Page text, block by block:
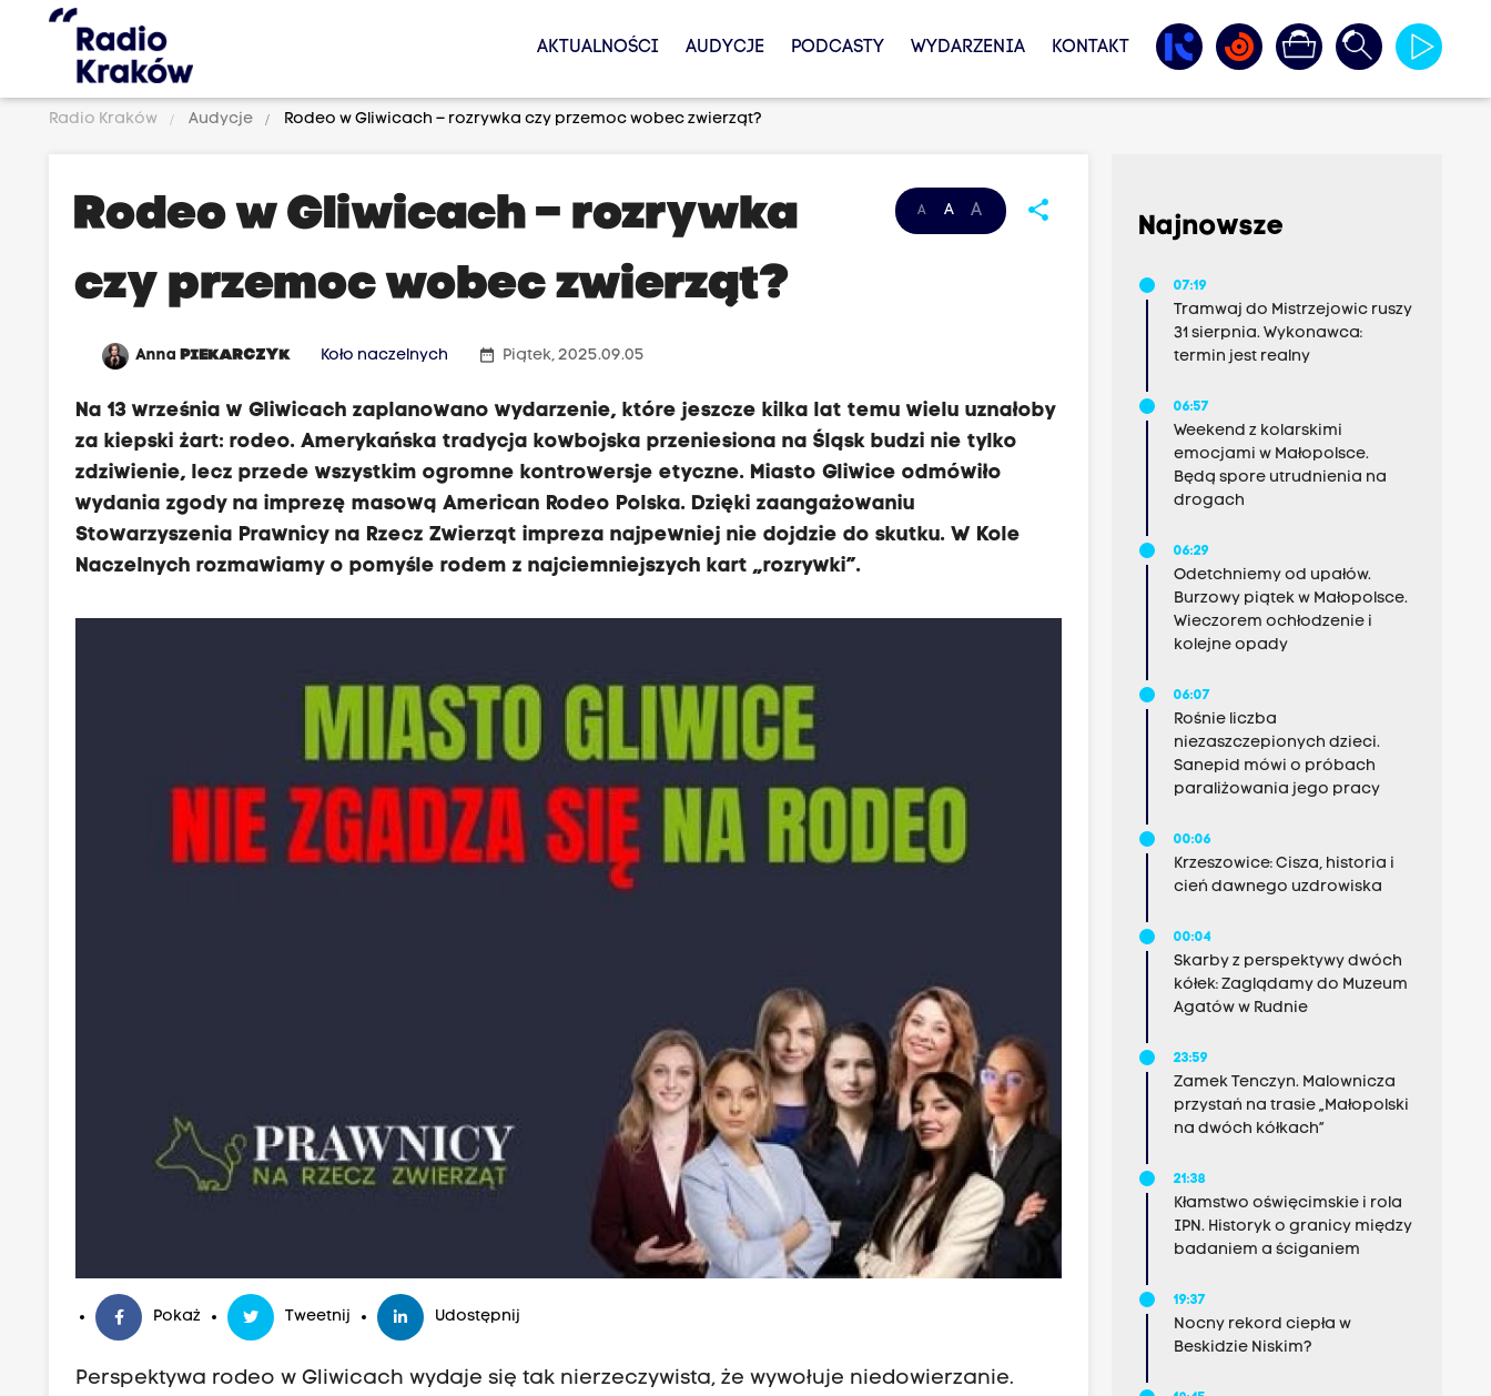
AKTUALNOŚCI AUDYCJE PODCASTY WYDARZENIA KONTAKT
Radio Kraków Audycje Rodeo w Gliwicach – rozrywka czy przemoc wobec zwierząt?
A A A share
Rodeo w Gliwicach – rozrywka
czy przemoc wobec zwierząt?
AnnaPIEKARCZYK Koło naczelnych date_range Piątek, 2025.09.05
Na 13 września w Gliwicach zaplanowano wydarzenie, które jeszcze kilka lat temu wielu uznałoby
za kiepski żart: rodeo. Amerykańska tradycja kowbojska przeniesiona na Śląsk budzi nie tylko
zdziwienie, lecz przede wszystkim ogromne kontrowersje etyczne. Miasto Gliwice odmówiło
wydania zgody na imprezę masową American Rodeo Polska. Dzięki zaangażowaniu
Stowarzyszenia Prawnicy na Rzecz Zwierząt impreza najpewniej nie dojdzie do skutku. W Kole
Naczelnych rozmawiamy o pomyśle rodem z najciemniejszych kart „rozrywki”.
Pokaż Tweetnij Udostępnij
Perspektywa rodeo w Gliwicach wydaje się tak nierzeczywista, że wywołuje niedowierzanie.
Najnowsze
07:19
Tramwaj do Mistrzejowic ruszy
31 sierpnia. Wykonawca:
termin jest realny
06:57
Weekend z kolarskimi
emocjami w Małopolsce.
Będą spore utrudnienia na
drogach
06:29
Odetchniemy od upałów.
Burzowy piątek w Małopolsce.
Wieczorem ochłodzenie i
kolejne opady
06:07
Rośnie liczba
niezaszczepionych dzieci.
Sanepid mówi o próbach
paraliżowania jego pracy
00:06
Krzeszowice: Cisza, historia i
cień dawnego uzdrowiska
00:04
Skarby z perspektywy dwóch
kółek: Zaglądamy do Muzeum
Agatów w Rudnie
23:59
Zamek Tenczyn. Malownicza
przystań na trasie „Małopolski
na dwóch kółkach”
21:38
Kłamstwo oświęcimskie i rola
IPN. Historyk o granicy między
badaniem a ściganiem
19:37
Nocny rekord ciepła w
Beskidzie Niskim?